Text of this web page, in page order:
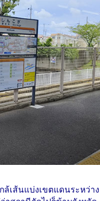
ล้เส้นแบ่งเขตแดนระหว่าง